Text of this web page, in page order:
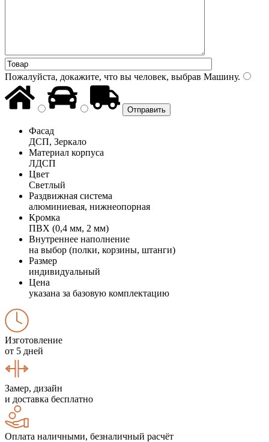
Пожалуйста, докажите, что вы человек, выбрав Машину.
Фасад
ДСП, Зеркало
Материал корпуса
ЛДСП
Цвет
Светлый
Раздвижная система
алюминиевая, нижнеопорная
Кромка
ПВХ (0,4 мм, 2 мм)
Внутреннее наполнение
на выбор (полки, корзины, штанги)
Размер
индивидуальный
Цена
указана за базовую комплектацию
Изготовление
от 5 дней
Замер, дизайн
и доставка бесплатно
Оплата наличными, безналичный расчёт